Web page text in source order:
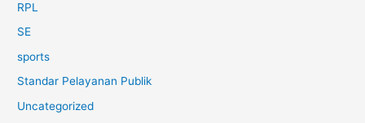
RPL
SE
sports
Standar Pelayanan Publik
Uncategorized